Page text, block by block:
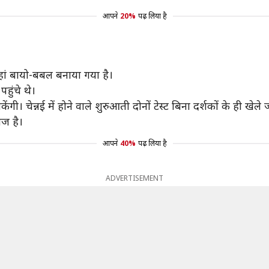
आपने 20% पढ़ लिया है
बायो-बबल बनाया गया है।
पहुंचे थे।
चेन्नई में होने वाले शुरुआती दोनों टेस्ट बिना दर्शकों के ही खेले
है।
आपने 40% पढ़ लिया है
ADVERTISEMENT